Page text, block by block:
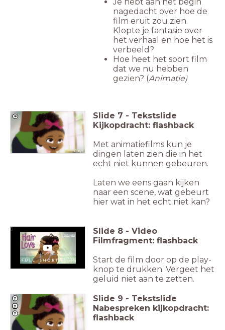
nagedacht over hoe de
film eruit zou zien.
Klopte je fantasie over
het verhaal en hoe het is
verbeeld?
Hoe heet het soort film
dat we nu hebben
gezien? (Animatie)
Slide 7 - Tekstslide
Kijkopdracht: flashback
Met animatiefilms kun je
dingen laten zien die in het
echt niet kunnen gebeuren.
Laten we eens gaan kijken
naar een scene, wat gebeurt
hier wat in het echt niet kan?
0 Slide 8 - Video
Filmfragment: flashback
Start de film door op de play-
knop te drukken. Vergeet het
geluid niet aan te zetten.
Slide 9 - Tekstslide
Nabespreken kijkopdracht:
flashback